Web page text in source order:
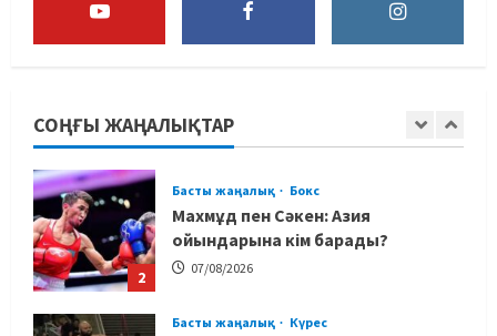
СОҢҒЫ ЖАҢАЛЫҚТАР
1 07/08/2026
2
Басты жаңалық Бокс
Махмұд пен Сәкен: Азия
ойындарына кім барады?
07/08/2026
Басты жаңалық Күрес